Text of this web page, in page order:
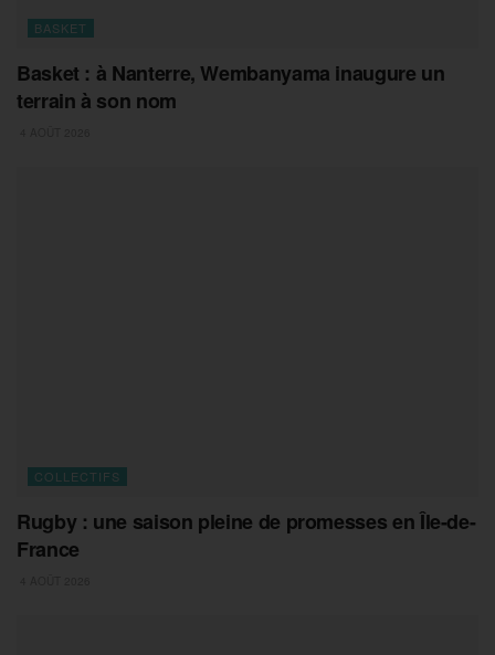
BASKET
Basket : à Nanterre, Wembanyama inaugure un
terrain à son nom
COLLECTIFS
Rugby : une saison pleine de promesses en Île-de-
France